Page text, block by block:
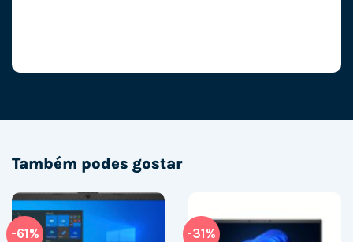
Também podes gostar
-61% -31%